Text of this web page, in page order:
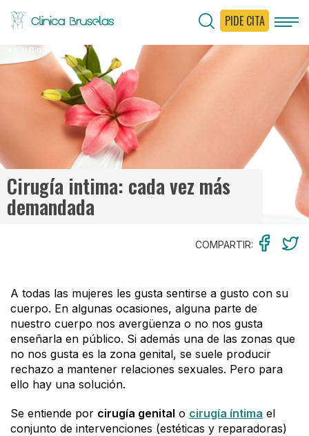
PIDE CITA
< Ir al Blog
Cirugía intima: cada vez más
demandada
COMPARTIR:
A todas las mujeres les gusta sentirse a gusto con su
cuerpo. En algunas ocasiones, alguna parte de
nuestro cuerpo nos avergüenza o no nos gusta
enseñarla en público. Si además una de las zonas que
no nos gusta es la zona genital, se suele producir
rechazo a mantener relaciones sexuales. Pero para
ello hay una solución.
Se entiende por cirugía genital o cirugía íntima el
conjunto de intervenciones (estéticas y reparadoras)